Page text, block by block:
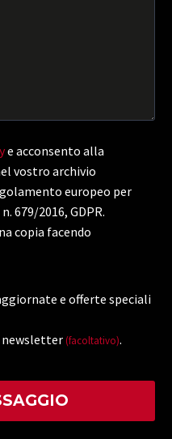
e acconsento alla
vostro archivio
europeo per
679/2016, GDPR.
copia facendo
e offerte speciali
newsletter (facoltativo).